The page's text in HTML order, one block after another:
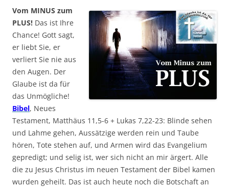
Vom MINUS zum
PLUS! Das ist Ihre
Chance! Gott sagt,
er liebt Sie, er
verliert Sie nie aus
den Augen. Der
Glaube ist da für
das Unmögliche!
Bibel, Neues
Testament, Matthäus 11,5-6 + Lukas 7,22-23: Blinde sehen
und Lahme gehen, Aussätzige werden rein und Taube
hören, Tote stehen auf, und Armen wird das Evangelium
gepredigt; und selig ist, wer sich nicht an mir ärgert. Alle
die zu Jesus Christus im neuen Testament der Bibel kamen
wurden geheilt. Das ist auch heute noch die Botschaft an